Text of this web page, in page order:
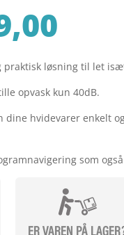
praktisk løsning til let
opvask kun 40dB.
dine hvidevarer enkelt
som